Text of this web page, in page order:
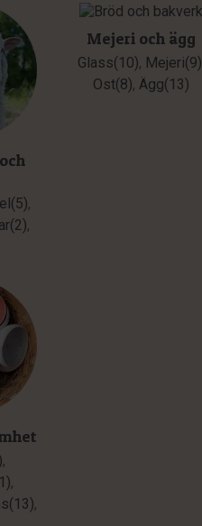
,
,
Mejeri och ägg
Glass(10), Mejeri(9)
Ost(8), Ägg(13)
,
,
,